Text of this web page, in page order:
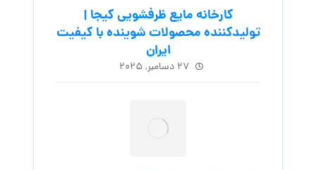
کارخانه مایع ظرفشویی کیجا |
تولیدکننده محصولات شوینده با کیفیت
ایران
۲۷ دسامبر, ۲۰۲۵